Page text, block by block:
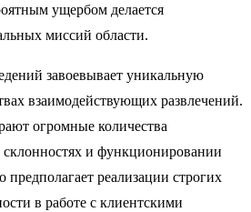
ущербом делается
миссий области.
завоевывает уникальную
взаимодействующих развлечений.
огромные количества
и функционировании
предполагает реализации строгих
в работе с клиентскими